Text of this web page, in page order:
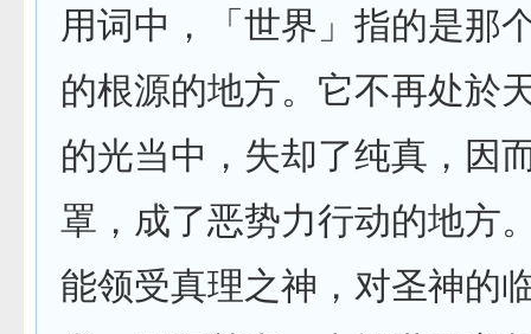
用词中，「世界」指的是那
的根源的地方。它不再处於
的光当中，失却了纯真，因
罩，成了恶势力行动的地方
能领受真理之神，对圣神的